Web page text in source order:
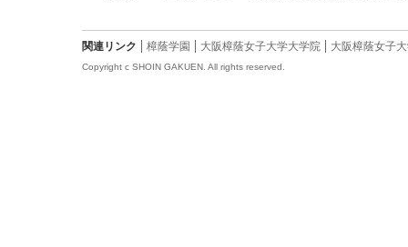
関連リンク 樟蔭学園 大阪樟蔭女子大学大学院 大阪樟蔭女子
Copyright c SHOIN GAKUEN. All rights reserved.